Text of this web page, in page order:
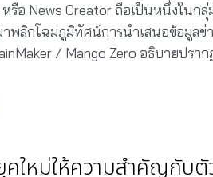
หรือ News Creator ถือเป็นหนึ่งในก
าพลิกโฉมภูมิทัศน์การนำเสนอข้อมูลข่
/ Mango Zero อธิบายปรา
ใหม่ให้ความสำคัญกับ